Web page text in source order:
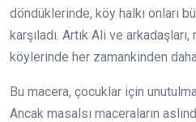
döndüklerinde, köy halkı onları
karşıladı. Artık Ali ve
köylerinde her zamankinden daha
Bu macera, çocuklar için
Ancak masalsı maceraların